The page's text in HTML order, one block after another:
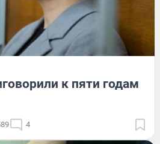
к пяти годам
4